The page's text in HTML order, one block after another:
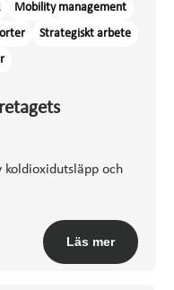
och
Mobility management
Strategiskt arbete
Läs mer